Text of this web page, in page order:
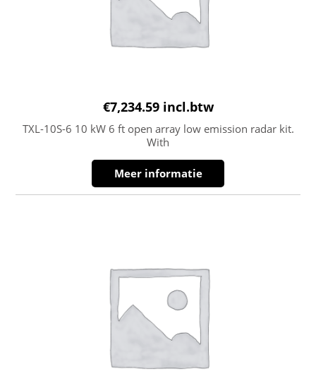
€7,234.59 incl.btw
TXL-10S-6 10 kW 6 ft open array low emission radar kit.
With
Meer informatie